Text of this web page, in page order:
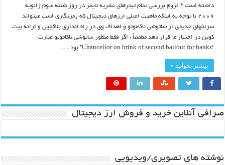
داشته است ؟ لزوم بررسی تمام تیترهای نشریه تایمز در روز شنبه سوم ژانویه
۲۰۰۹ با توجه به اینکه ماهیت اصلی ارزهای دیجیتال که رمزنگاری است میتواند
سرنخهای جدیدی از ساتوشی ناکاموتو و اهداف وی در راه اندازی بلاکچین و ارائه بیت
کوین در اختیار ما قرار دهد مطمئناً ، اگر فقط منظور ساتوشی ناکاموتو عبارت
“Chancellor on brink of second bailout for banks” بود ، …
بیشتر بخوانید »
صرافی آنلاین خرید و فروش ارز دیجیتال
نوشته های تصویری/ویدیویی